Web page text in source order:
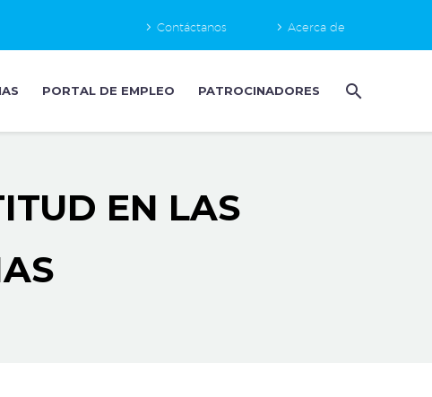
Contáctanos Acerca de
PORTAL DE EMPLEO PATROCINADORES
EN LAS